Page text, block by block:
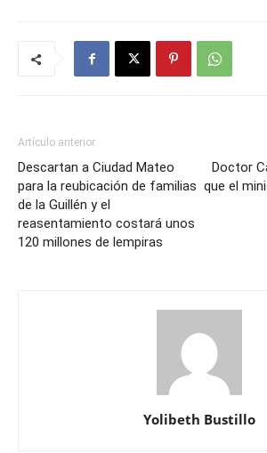
Artículo anterior
Descartan a Ciudad Mateo
para la reubicación de familias
de la Guillén y el
reasentamiento costará unos
120 millones de lempiras
Doctor
que el
Yolibeth Bustillo